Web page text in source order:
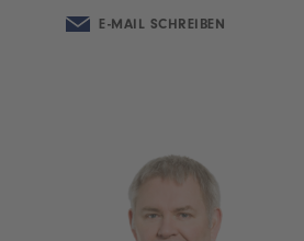
E-MAIL SCHREIBEN